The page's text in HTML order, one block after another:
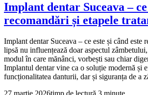
Implant dentar Suceava – ce
recomandări și etapele
Implant dentar Suceava – ce este și când este
lipsă nu influențează doar aspectul
modul în care mănânci, vorbești sau chiar
Implantul dentar vine ca o soluție modernă și
funcționalitatea danturii, dar și siguranța de a
27 martie 2026timp de lectură 3 minute